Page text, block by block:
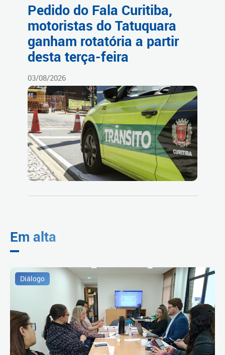
Pedido do Fala Curitiba,
motoristas do Tatuquara
ganham rotatória a partir
desta terça-feira
03/08/2026
Em alta
Diálogo